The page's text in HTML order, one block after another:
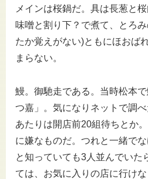
メインは桜鍋だ。具は長葱と
味噌と割り下？で煮て、とろ
たか覚えがない)ともにほおば
まらない。
鰻。御馳走である。当時松本
つ嘉」。気になりネットで調
あたりは開店前20組待ちとか
に嫌なものだ。つれと一緒で
と知っていても3人並んでいた
ては、お気に入りの店に行け